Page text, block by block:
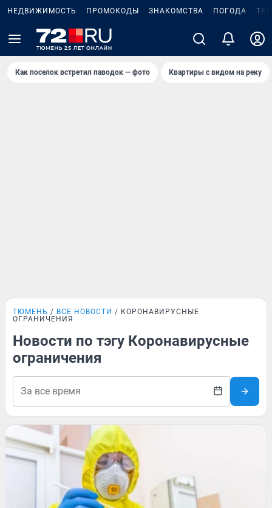
НЕДВИЖИМОСТЬ ПРОМОКОДЫ ЗНАКОМСТВА ПОГОДА
Как поселок встретил паводок — фото Квартиры с видом на реку
ТЮМЕНЬ ВСЕ НОВОСТИ
КОРОНАВИРУСНЫЕ
ОГРАНИЧЕНИЯ
Новости по тэгу Коронавирусные
ограничения